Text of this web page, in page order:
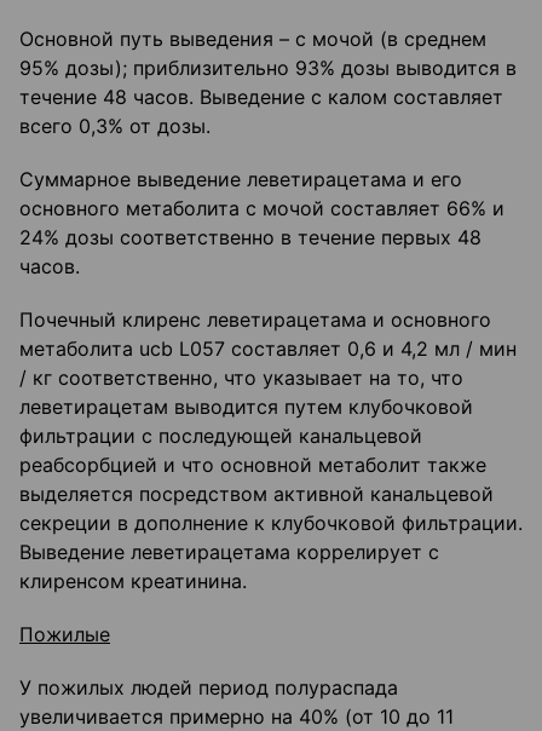
Основной путь выведения – с мочой (в среднем
95% дозы); приблизительно 93% дозы выводится в
течение 48 часов. Выведение с калом составляет
всего 0,3% от дозы.
Суммарное выведение леветирацетама и его
основного метаболита с мочой составляет 66% и
24% дозы соответственно в течение первых 48
часов.
Почечный клиренс леветирацетама и основного
метаболита ucb L057 составляет 0,6 и 4,2 мл / мин
/ кг соответственно, что указывает на то, что
леветирацетам выводится путем клубочковой
фильтрации с последующей канальцевой
реабсорбцией и что основной метаболит также
выделяется посредством активной канальцевой
секреции в дополнение к клубочковой фильтрации.
Выведение леветирацетама коррелирует с
клиренсом креатинина.
Пожилые
У пожилых людей период полураспада
увеличивается примерно на 40% (от 10 до 11